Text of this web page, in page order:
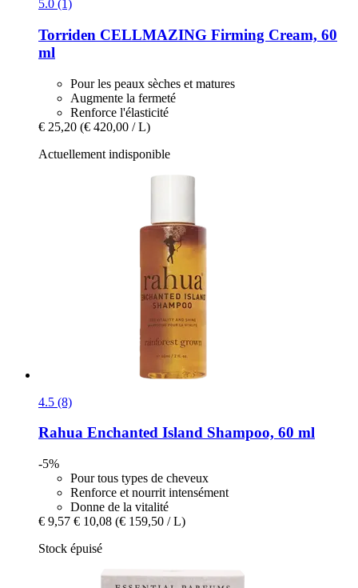
5.0 (1)
Torriden CELLMAZING Firming Cream, 60
ml
Pour les peaux sèches et matures
Augmente la fermeté
Renforce l'élasticité
€ 25,20 (€ 420,00 / L)
Actuellement indisponible
4.5 (8)
Rahua Enchanted Island Shampoo, 60 ml
-5%
Pour tous types de cheveux
Renforce et nourrit intensément
Donne de la vitalité
€ 9,57 € 10,08 (€ 159,50 / L)
Stock épuisé